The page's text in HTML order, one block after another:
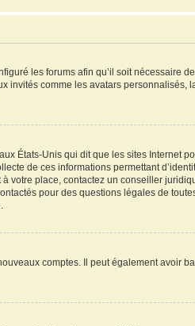
les forums afin qu’il soit nécessaire
comme les avatars personnalisés,
États-Unis qui dit que les sites Internet
de ces informations permettant
votre place, contactez un conseiller
pour des questions légales de
comptes. Il peut également avoir